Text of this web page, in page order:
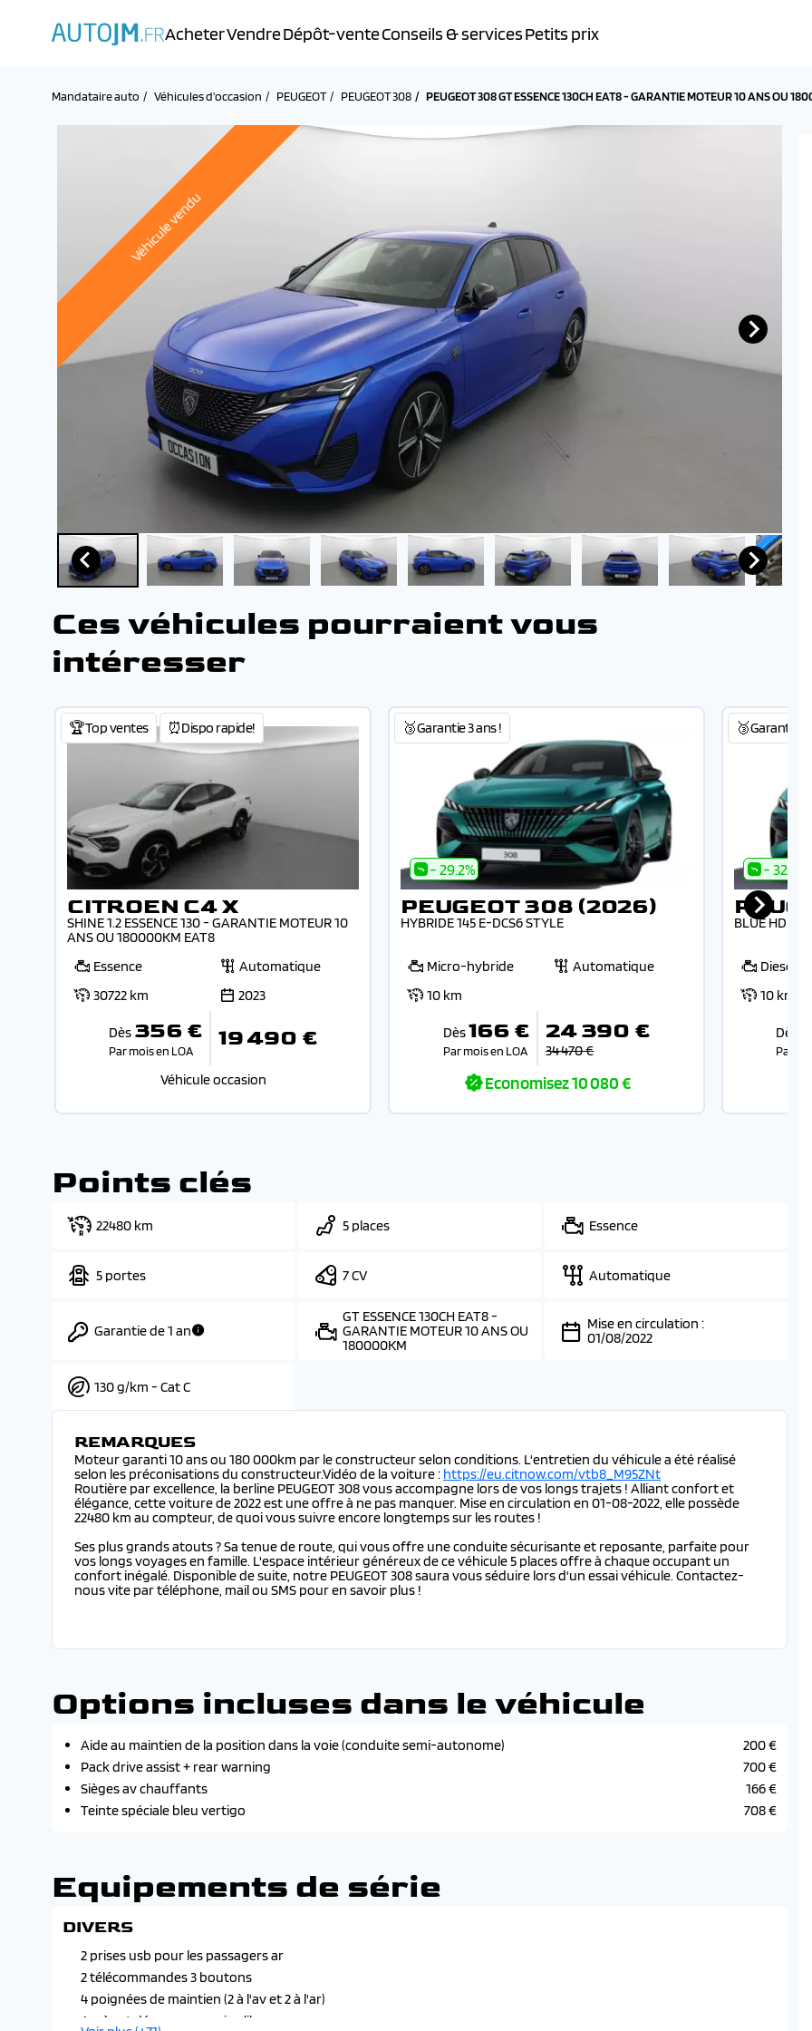
AcheterVendreDépôt-venteConseils & servicesPetits prix
Mandataire auto Véhicules d'occasion PEUGEOT PEUGEOT 308 PEUGEOT 308 GT ESSENCE 130CH EAT8 - GARANTIE MOTEUR 10 ANS OU
Véhicule vendu
Ces véhicules pourraient vous
intéresser
🏆Top ventes ⏰Dispo rapide!
CITROEN C4 X
SHINE 1.2 ESSENCE 130 - GARANTIE MOTEUR 10
ANS OU 180000KM EAT8
Essence
Automatique
30722 km
2023
Dès 356 €
Par mois en LOA 19 490 €
Véhicule occasion
🥉Garantie 3 ans !
- 29.2%
PEUGEOT 308 (2026)
HYBRIDE 145 E-DCS6 STYLE
Micro-hybride
Automatique
10 km
Dès166 €
Par mois en LOA
24 390 €
34 470 €
Economisez10 080 €
🥉Garantie 3
- 32.4%
BLUE HDI
Diesel
10 km
Dès
Par
Points clés
22480 km 5 places Essence
5 portes 7 CV Automatique
Garantie de 1 an
GT ESSENCE 130CH EAT8 -
GARANTIE MOTEUR 10 ANS OU
180000KM
Mise en circulation :
01/08/2022
130 g/km - Cat C
REMARQUES
Moteur garanti 10 ans ou 180 000km par le constructeur selon conditions. L'entretien du véhicule a été réalisé
selon les préconisations du constructeur.Vidéo de la voiture : https://eu.citnow.com/vtb8_M95ZNt
Routière par excellence, la berline PEUGEOT 308 vous accompagne lors de vos longs trajets ! Alliant confort et
élégance, cette voiture de 2022 est une offre à ne pas manquer. Mise en circulation en 01-08-2022, elle possède
22480 km au compteur, de quoi vous suivre encore longtemps sur les routes !
Ses plus grands atouts ? Sa tenue de route, qui vous offre une conduite sécurisante et reposante, parfaite pour
vos longs voyages en famille. L'espace intérieur généreux de ce véhicule 5 places offre à chaque occupant un
confort inégalé. Disponible de suite, notre PEUGEOT 308 saura vous séduire lors d'un essai véhicule. Contactez-
nous vite par téléphone, mail ou SMS pour en savoir plus !
Options incluses dans le véhicule
Aide au maintien de la position dans la voie (conduite semi-autonome)
200 €
Pack drive assist + rear warning
700 €
Sièges av chauffants
166 €
Teinte spéciale bleu vertigo
708 €
Equipements de série
DIVERS
2 prises usb pour les passagers ar
2 télécommandes 3 boutons
4 poignées de maintien (2 à l'av et 2 à l'ar)
Accès et démarrage mains libres